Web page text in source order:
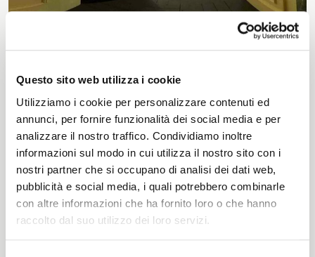
Questo sito web utilizza i cookie
Utilizziamo i cookie per personalizzare contenuti ed
annunci, per fornire funzionalità dei social media e per
analizzare il nostro traffico. Condividiamo inoltre
informazioni sul modo in cui utilizza il nostro sito con i
nostri partner che si occupano di analisi dei dati web,
pubblicità e social media, i quali potrebbero combinarle
con altre informazioni che ha fornito loro o che hanno
raccolto dal suo utilizzo dei loro servizi.
A virtual tour of our stand in Fiera Milano Unica 2021,
where we presented our new collection.
The season Spring/Summer
SUSTAINABILITY
Heart for Earth
UpCycle